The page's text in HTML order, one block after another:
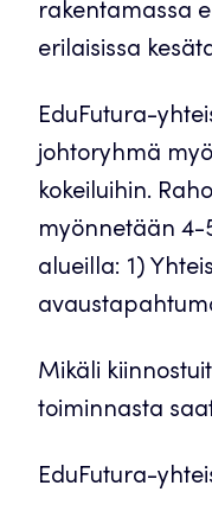
rakentamassa
erilaisissa
EduFutura-
johtoryhmä
kokeiluihin.
myönnetään 4-
alueilla: 1)
Mikäli
toiminnasta
EduFutura-